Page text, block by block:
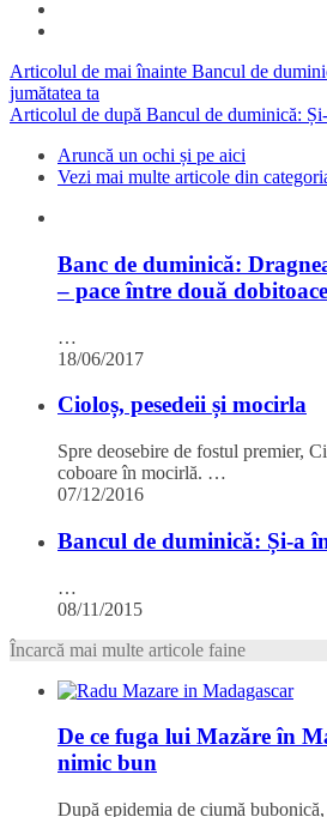
Articolul de mai înainte Bancul de
jumătatea ta
Articolul de după Bancul de duminică:
Aruncă un ochi și pe aici
Vezi mai multe articole din
Banc de duminică:
– pace între două dobitoace
…
18/06/2017
Cioloș, pesedeii și mocirla
Spre deosebire de fostul premier,
coboare în mocirlă. …
07/12/2016
Bancul de duminică: Și-a
…
08/11/2015
Încarcă mai multe articole faine
De ce fuga lui Mazăre în
nimic bun
După epidemia de ciumă